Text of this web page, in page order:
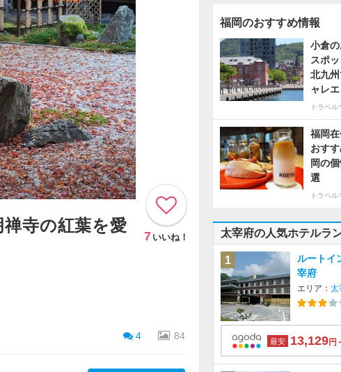
寺の紅葉を愛
7 いいね！
4 84
福岡のおすすめ情報
小倉
スポ
北九
ャレ
トラベル
福岡
おす
岡の
選
トラベル
太宰府の人気ホテルラ
1
ルートイ
宰府
エリア： 太
最安 13,129円